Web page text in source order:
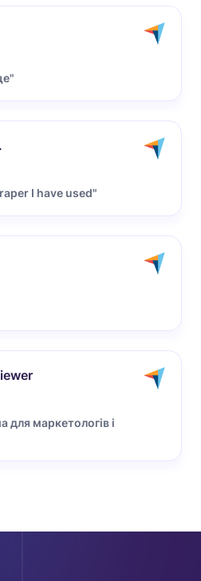
I have used"
маркетологів і